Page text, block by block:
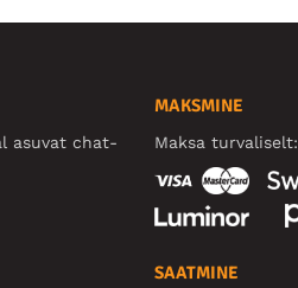
asuvat chat-
MAKSMINE
Maksa turvaliselt:
SAATMINE